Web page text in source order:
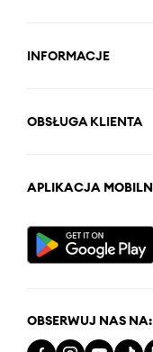
INFORMACJE
OBSŁUGA KLIENTA
APLIKACJA
OBSERWUJ NAS NA: